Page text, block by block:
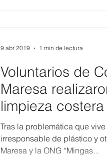
Voluntarios de
Maresa
limpieza costera
Tras la problemática que
irresponsable de plástico y
Maresa y la ONG “Mingas...
9 abr 2019 1 min de lectura